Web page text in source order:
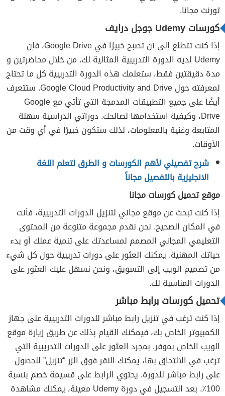
تورنت مجانا.
كورسات Udemy جوجل درايف
إذا كنت تتطلع إلى أن تصبح خبيرًا في Google Drive، فإن
Udemy لديه الدورة التدريبية المثالية لك. من خلال محاضرتين و
مدة دقيقتين فقط، ستعلمك هذه الدورة التدريبية كل ما تحتاج
لمعرفته حول Google Cloud Productivity and Drive. ستتعرف
أيضًا على جميع التطبيقات المدمجة التي تأتي مع Google
Drive، وكيفية استخدامها لصالحك. دوراتي الدراسية سهلة
المتابعة وغنية بالمعلومات، لذلك ستكون خبيرًا في أي وقت من
الأوقات.
شرح تفصيلي لأهم الكورسات و الطرق لتعلم اللغة
الانجليزية بالتفصيل مجاناً
موقع تحميل كورسات مجانا
إذا كنت تبحث عن موقع مجاني لتنزيل الدورات التدريبية، فأنت
في المكان الصحيح. نحن نقدم مجموعة متنوعة من المحتوى
التعليمي المجاني المصمم لمساعدتك على تنمية عملك أو بدء
حياتك المهنية. يمكنك العثور على دورات تدريبية حول كل شيء
من تصميم الويب إلى التسويق، ونحن نسهل عليك العثور على
الدورات المناسبة لك.
تحميل كورسات برابط مباشر
إذا كنت ترغب في تنزيل رابط مباشر للدورات التدريبية على جهاز
الكمبيوتر الخاص بك، فيمكنك القيام بذلك عن طريق زيارة موقع
الويب الخاص بموفر. بمجرد العثور على الدورات التدريبية التي
ترغب في الالتحاق بها، يمكنك النقر فوق الزر “تنزيل” للحصول
على رابط مباشر للدورة. يحتوي الرابط على قسيمة خصم بنسبة
100٪. بعد التسجيل في دورة Udemy معينة، يمكنك مشاهدة